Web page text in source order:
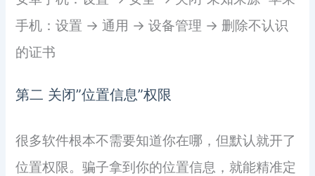
手机：设置 → 通用 → 设备管理 → 删除不认识
的证书
第二 关闭”位置信息”权限
很多软件根本不需要知道你在哪，但默认就开了
位置权限。骗子拿到你的位置信息，就能精准定